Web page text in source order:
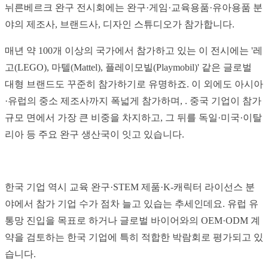
뉘른베르크 완구 전시회에는 완구·게임·교육용품·유아용품 분
야의 제조사, 브랜드사, 디자인 스튜디오가 참가합니다.
매년 약 100개 이상의 국가에서 참가하고 있는 이 전시에는 '레
고(LEGO), 마텔(Mattel), 플레이모빌(Playmobil)' 같은 글로벌
대형 브랜드도 꾸준히 참가하기로 유명하죠. 이 외에도 아시아
·유럽의 중소 제조사까지 폭넓게 참가하며, . 중국 기업이 참가
규모 면에서 가장 큰 비중을 차지하고, 그 뒤를 독일·미국·이탈
리아 등 주요 완구 생산국이 잇고 있습니다.
한국 기업 역시 교육 완구·STEM 제품·K-캐릭터 라이선스 분
야에서 참가 기업 수가 점차 늘고 있습는 추세인데요. 유럽 유
통망 진입을 목표로 하거나 글로벌 바이어와의 OEM·ODM 계
약을 검토하는 한국 기업에 특히 적합한 박람회로 평가되고 있
습니다.